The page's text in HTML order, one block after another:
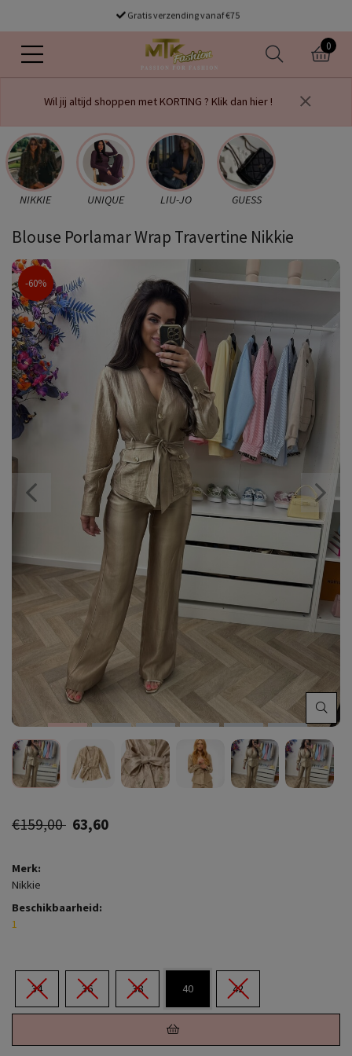
Gratis verzending vanaf €75
0
Wil jij altijd shoppen met KORTING ? Klik dan hier !
NIKKIE UNIQUE LIU-JO GUESS
Blouse Porlamar Wrap Travertine Nikkie
-60%
€159,00 63,60
Merk:
Nikkie
Beschikbaarheid:
1
34 36 38 40 42